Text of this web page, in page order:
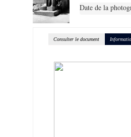
Date de la
Consulter le document